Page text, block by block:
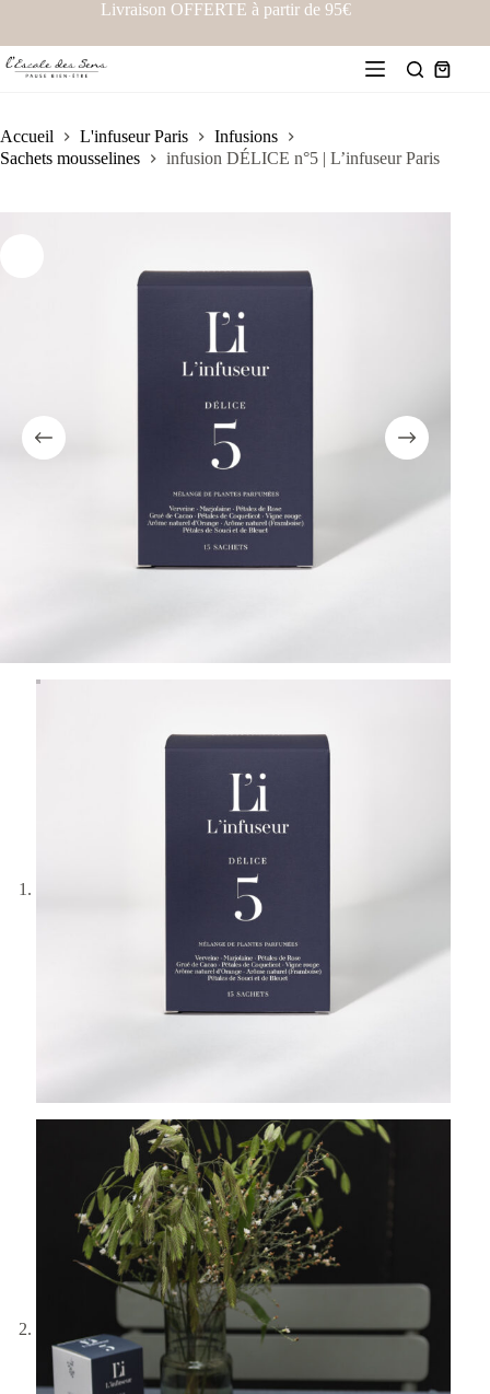
Livraison OFFERTE à partir de 95€
Accueil L'infuseur Paris
Infusions
Sachets mousselines
infusion DÉLICE n°5 | L’infuseur Paris